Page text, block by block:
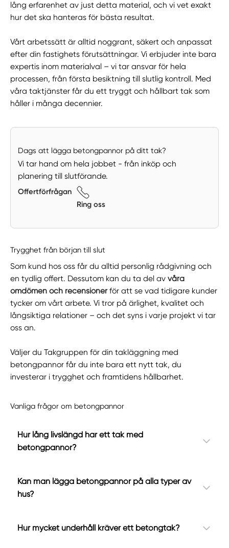
lång erfarenhet av just detta material, och vi vet exakt
hur det ska hanteras för bästa resultat.
Vårt arbetssätt är alltid noggrant, säkert och anpassat
efter din fastighets förutsättningar. Vi erbjuder inte bara
expertis inom materialval – vi tar ansvar för hela
processen, från första besiktning till slutlig kontroll. Med
våra taktjänster får du ett tryggt och hållbart tak som
håller i många decennier.
Dags att lägga betongpannor på ditt tak?
Vi tar hand om hela jobbet - från inköp och
planering till slutförande.
Offertförfrågan
Ring oss
Trygghet från början till slut
Som kund hos oss får du alltid personlig rådgivning och
en tydlig offert. Dessutom kan du ta del avvåra
omdömen och recensionerför att se vad tidigare kunder
tycker om vårt arbete. Vi tror på ärlighet, kvalitet och
långsiktiga relationer – och det syns i varje projekt vi tar
oss an.
Väljer du Takgruppen för din takläggning med
betongpannor får du inte bara ett nytt tak, du
investerar i trygghet och framtidens hållbarhet.
Vanliga frågor om betongpannor
Hur lång livslängd har ett tak med
betongpannor?
Kan man lägga betongpannor på alla typer av
hus?
Hur mycket underhåll kräver ett betongtak?